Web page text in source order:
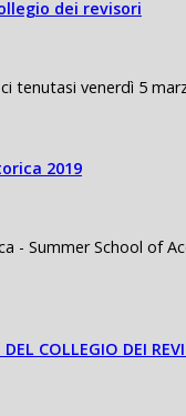
dei revisori
tenutasi venerdì 5
2019
- Summer School of
COLLEGIO DEI